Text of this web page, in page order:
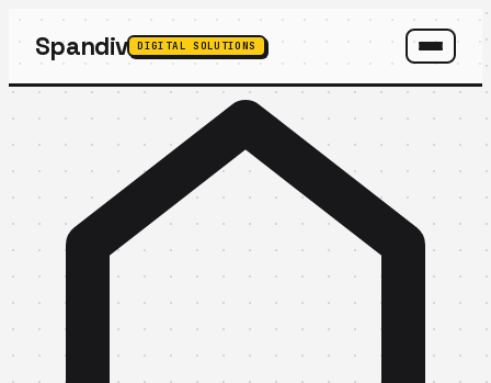
Spandiv DIGITAL SOLUTIONS
SPANDIV ASSISTANT